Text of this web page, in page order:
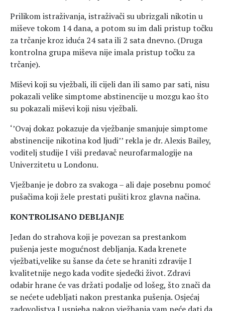
Prilikom istraživanja, istraživači su ubrizgali nikotin u
miševe tokom 14 dana, a potom su im dali pristup točku
za trčanje kroz iduća 24 sata ili 2 sata dnevno. (Druga
kontrolna grupa miševa nije imala pristup točku za
trčanje).
Miševi koji su vježbali, ili cijeli dan ili samo par sati, nisu
pokazali velike simptome abstinencije u mozgu kao što
su pokazali miševi koji nisu vježbali.
‘’Ovaj dokaz pokazuje da vježbanje smanjuje simptome
abstinencije nikotina kod ljudi’’ rekla je dr. Alexis Bailey,
voditelj studije I viši predavač neurofarmalogije na
Univerzitetu u Londonu.
Vježbanje je dobro za svakoga – ali daje posebnu pomoć
pušačima koji žele prestati pušiti kroz glavna načina.
KONTROLISANO DEBLJANJE
Jedan do strahova koji je povezan sa prestankom
pušenja jeste mogućnost debljanja. Kada krenete
vježbati,velike su šanse da ćete se hraniti zdravije I
kvalitetnije nego kada vodite sjedećki život. Zdravi
odabir hrane će vas držati podalje od lošeg, što znači da
se nećete udebljati nakon prestanka pušenja. Osjećaj